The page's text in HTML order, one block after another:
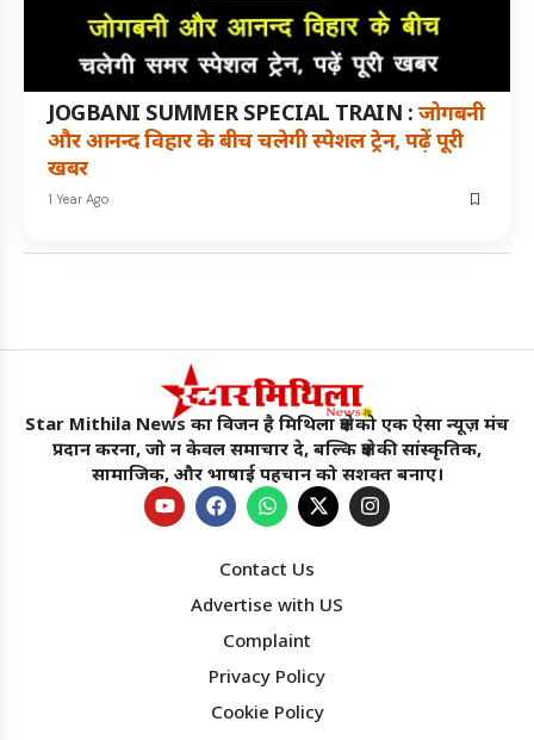
JOGBANI SUMMER SPECIAL TRAIN : जोगबनी
और आनन्द विहार के बीच चलेगी स्पेशल ट्रेन, पढ़ें पूरी
खबर
1 Year Ago
Star Mithila News का विजन है मिथिला क्षेत्र को एक ऐसा न्यूज़ मंच
प्रदान करना, जो न केवल समाचार दे, बल्कि क्षेत्र की सांस्कृतिक,
सामाजिक, और भाषाई पहचान को सशक्त बनाए।
Contact Us
Advertise with US
Complaint
Privacy Policy
Cookie Policy